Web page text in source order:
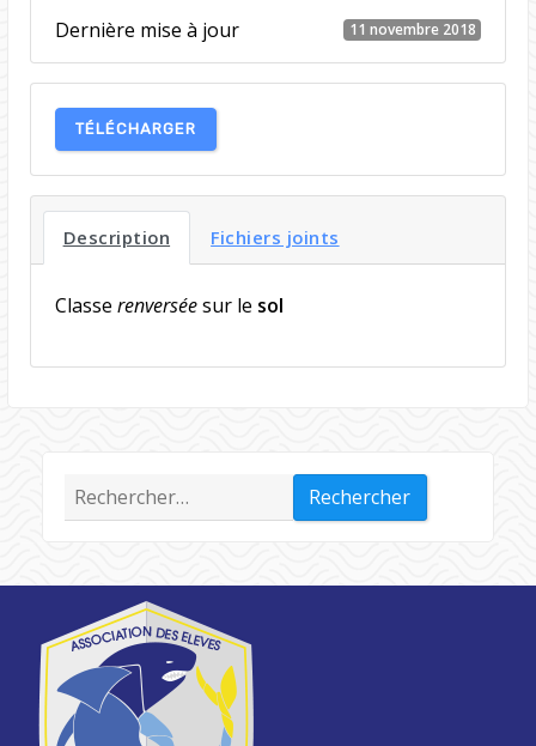
Dernière mise à jour 11 novembre 2018
TÉLÉCHARGER
Description Fichiers joints
Classe renverséesur le sol
Rechercher :